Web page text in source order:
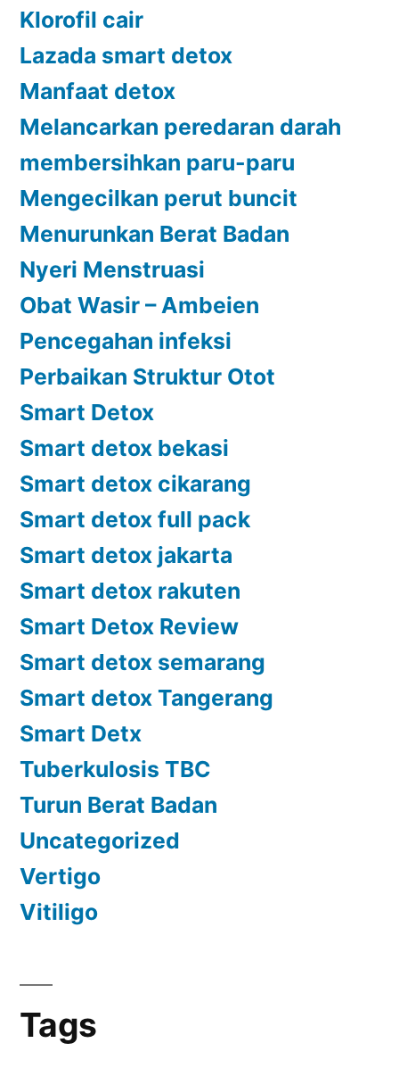
Klorofil cair
Lazada smart detox
Manfaat detox
Melancarkan peredaran darah
membersihkan paru-paru
Mengecilkan perut buncit
Menurunkan Berat Badan
Nyeri Menstruasi
Obat Wasir – Ambeien
Pencegahan infeksi
Perbaikan Struktur Otot
Smart Detox
Smart detox bekasi
Smart detox cikarang
Smart detox full pack
Smart detox jakarta
Smart detox rakuten
Smart Detox Review
Smart detox semarang
Smart detox Tangerang
Smart Detx
Tuberkulosis TBC
Turun Berat Badan
Uncategorized
Vertigo
Vitiligo
Tags